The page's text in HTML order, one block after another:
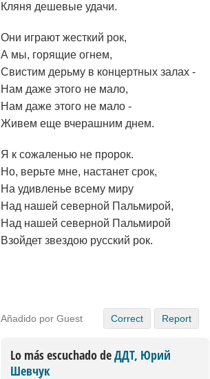
Кляня дешевые удачи.
Они играют жесткий рок,
А мы, горящие огнем,
Свистим дерьму в концертных залах -
Нам даже этого не мало,
Нам даже этого не мало -
Живем еще вчерашним днем.
Я к сожаленью не пророк.
Но, верьте мне, настанет срок,
На удивленье всему миру
Над нашей северной Пальмирой,
Над нашей северной Пальмирой
Взойдет звездою русский рок.
Añadido por Guest Correct Report
Lo más escuchado deДДТ, Юрий
Шевчук